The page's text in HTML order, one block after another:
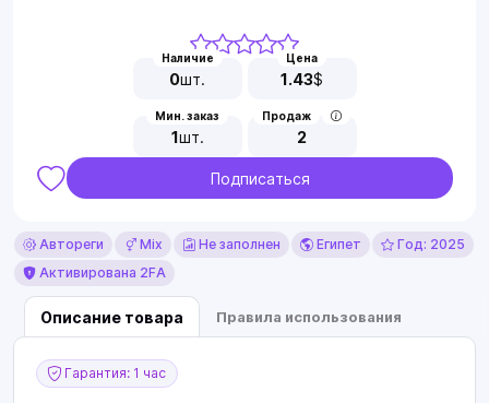
Наличие
0шт.
Цена
1.43$
Мин. заказ
1шт.
Продаж
2
Подписаться
Автореги Mix Не заполнен Египет
Год: 2025
Активирована 2FA
Описание товара Правила использования
Гарантия: 1 час